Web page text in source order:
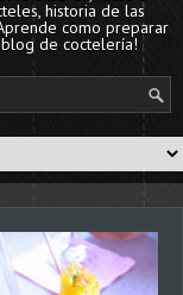
historia de las
como preparar
de coctelería!